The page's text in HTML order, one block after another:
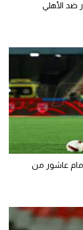
ضد الأهلي
عاشور من